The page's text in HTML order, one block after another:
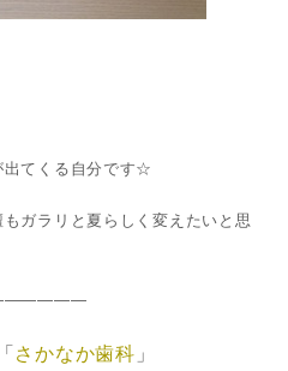
出てくる自分です☆
ガラリと夏らしく変えたいと思
さかなか歯科 」